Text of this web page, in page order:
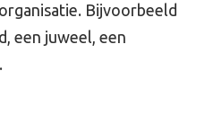
Bijvoorbeeld
een juweel, een